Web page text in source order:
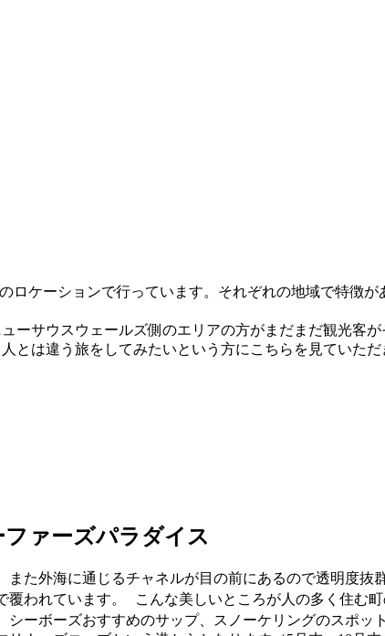
ロケーションで行っています。それぞれの地域で特徴
ーサウスウェールズ側のエリアの方がまだまだ観光客
は違う旅をしてみたいという方にこちらを見ていた
ァーズパラダイス
た外海に通じるチャネルが目の前にあるので透明度抜
われています。 こんな美しいところが人の多く住む
ーボーズおすすめのサップ、スノーケリングのスポッ